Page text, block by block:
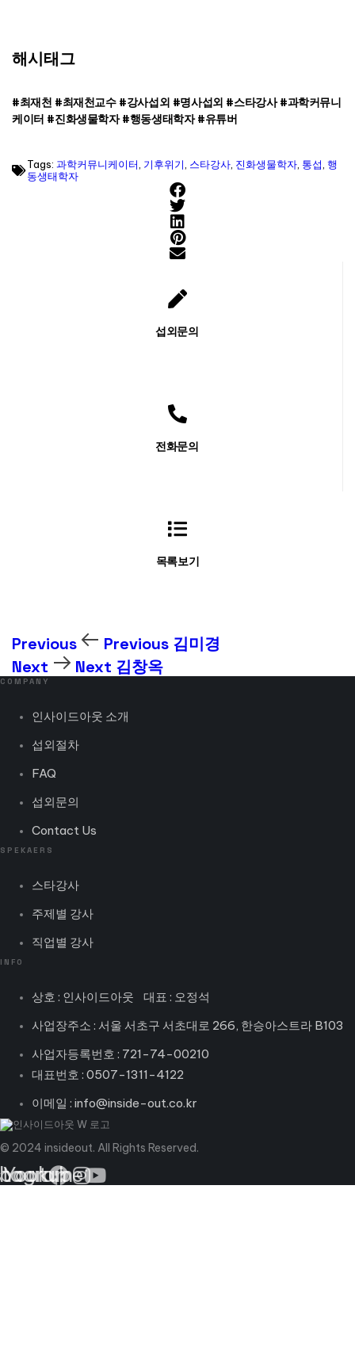
해시태그
#최재천 #최재천교수 #강사섭외 #명사섭외 #스타강사 #과학커뮤니
케이터 #진화생물학자 #행동생태학자 #유튜버
Tags: 과학커뮤니케이터, 기후위기, 스타강사, 진화생물학자, 통섭, 행
동생태학자
섭외문의
전화문의
목록보기
Previous Previous 김미경
Next
Next 김창옥
COMPANY
인사이드아웃 소개
섭외절차
FAQ
섭외문의
Contact Us
SPEKAERS
스타강사
주제별 강사
직업별 강사
INFO
상호 : 인사이드아웃 대표 : 오정석
사업장주소 : 서울 서초구 서초대로 266, 한승아스트라 B103
사업자등록번호 : 721-74-00210
대표번호 : 0507-1311-4122
이메일 : info@inside-out.co.kr
© 2024 insideout. All Rights Reserved.
Youtube